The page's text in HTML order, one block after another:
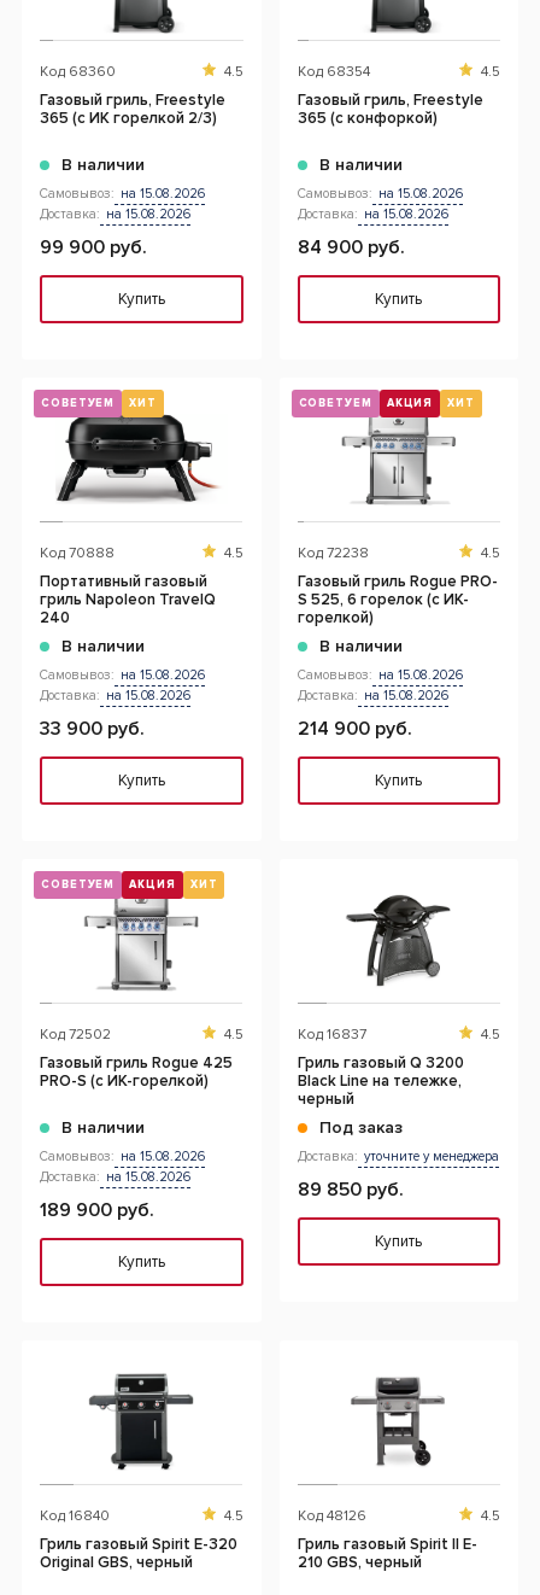
Код 68360 4.5
Газовый гриль, Freestyle
365 (с ИК горелкой 2/3)
В наличии
Самовывоз: на 15.08.2026
Доставка: на 15.08.2026
99 900 руб.
Купить
Код 68354 4.5
Газовый гриль, Freestyle
365 (с конфоркой)
В наличии
Самовывоз: на 15.08.2026
Доставка: на 15.08.2026
84 900 руб.
Купить
СОВЕТУЕМ ХИТ
Код 70888 4.5
Портативный газовый
гриль Napoleon TravelQ
240
В наличии
Самовывоз: на 15.08.2026
Доставка: на 15.08.2026
33 900 руб.
Купить
СОВЕТУЕМ АКЦИЯ ХИТ
Код 72238 4.5
Газовый гриль Rogue PRO-
S 525, 6 горелок (с ИК-
горелкой)
В наличии
Самовывоз: на 15.08.2026
Доставка: на 15.08.2026
214 900 руб.
Купить
СОВЕТУЕМ АКЦИЯ ХИТ
Код 72502 4.5
Газовый гриль Rogue 425
PRO-S (с ИК-горелкой)
В наличии
Самовывоз: на 15.08.2026
Доставка: на 15.08.2026
189 900 руб.
Купить
Код 16837 4.5
Гриль газовый Q 3200
Black Line на тележке,
черный
Под заказ
Доставка: уточните у менеджера
89 850 руб.
Купить
Код 16840 4.5
Гриль газовый Spirit E-320
Original GBS, черный
Код 48126 4.5
Гриль газовый Spirit II E-
210 GBS, черный